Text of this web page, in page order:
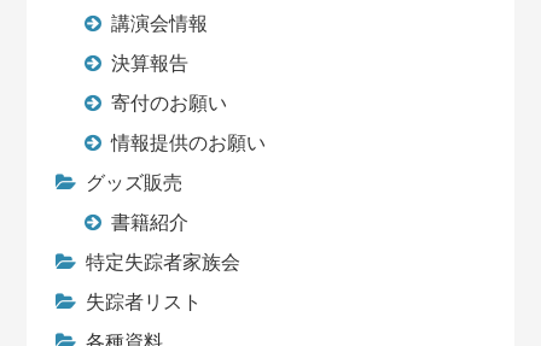
講演会情報
決算報告
寄付のお願い
情報提供のお願い
グッズ販売
書籍紹介
特定失踪者家族会
失踪者リスト